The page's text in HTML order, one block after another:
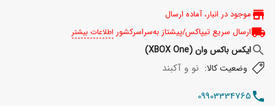
storeموجود در انبار، آماده ارسال
local_shippingارسال سریع تیپاکس/پیشتاز به‌سراسرکشور اطلاعات بیشتر
searchایکس باکس وان (XBOX One)
وضعیت کالا: نو و آکبند
telephone
09903334765